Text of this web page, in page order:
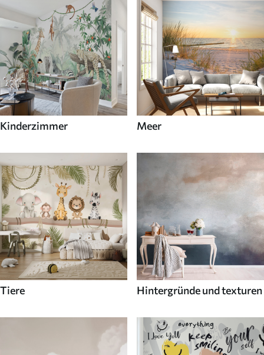
Kinderzimmer Meer
Tiere Hintergründe und texturen